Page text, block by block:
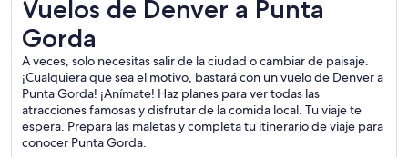
Vuelos de Denver a Punta
Gorda
A veces, solo necesitas salir de la ciudad o cambiar de paisaje.
¡Cualquiera que sea el motivo, bastará con un vuelo de Denver a
Punta Gorda! ¡Anímate! Haz planes para ver todas las
atracciones famosas y disfrutar de la comida local. Tu viaje te
espera. Prepara las maletas y completa tu itinerario de viaje para
conocer Punta Gorda.